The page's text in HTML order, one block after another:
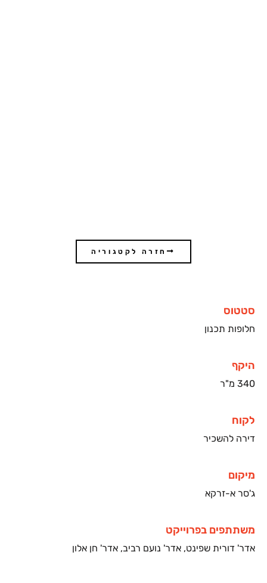
חזרה לקטגוריה
סטטוס
חלופות תכנון
היקף
340 מ"ר
לקוח
דירה להשכיר
מיקום
ג'סר א-זרקא
משתתפים בפרוייקט
אדר' דורית שפינט, אדר' נועם רביב, אדר' חן אלון